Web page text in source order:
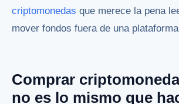
criptomonedas que merece la pena
mover fondos fuera de una
Comprar
no es lo mismo que